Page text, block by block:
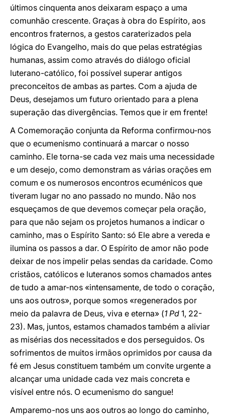
últimos cinquenta anos deixaram espaço a uma
comunhão crescente. Graças à obra do Espírito, aos
encontros fraternos, a gestos caraterizados pela
lógica do Evangelho, mais do que pelas estratégias
humanas, assim como através do diálogo oficial
luterano-católico, foi possível superar antigos
preconceitos de ambas as partes. Com a ajuda de
Deus, desejamos um futuro orientado para a plena
superação das divergências. Temos que ir em frente!
A Comemoração conjunta da Reforma confirmou-nos
que o ecumenismo continuará a marcar o nosso
caminho. Ele torna-se cada vez mais uma necessidade
e um desejo, como demonstram as várias orações em
comum e os numerosos encontros ecuménicos que
tiveram lugar no ano passado no mundo. Não nos
esqueçamos de que devemos começar pela oração,
para que não sejam os projetos humanos a indicar o
caminho, mas o Espírito Santo: só Ele abre a vereda e
ilumina os passos a dar. O Espírito de amor não pode
deixar de nos impelir pelas sendas da caridade. Como
cristãos, católicos e luteranos somos chamados antes
de tudo a amar-nos «intensamente, de todo o coração,
uns aos outros», porque somos «regenerados por
meio da palavra de Deus, viva e eterna» (1 Pd 1, 22-
23). Mas, juntos, estamos chamados também a aliviar
as misérias dos necessitados e dos perseguidos. Os
sofrimentos de muitos irmãos oprimidos por causa da
fé em Jesus constituem também um convite urgente a
alcançar uma unidade cada vez mais concreta e
visível entre nós. O ecumenismo do sangue!
Amparemo-nos uns aos outros ao longo do caminho,